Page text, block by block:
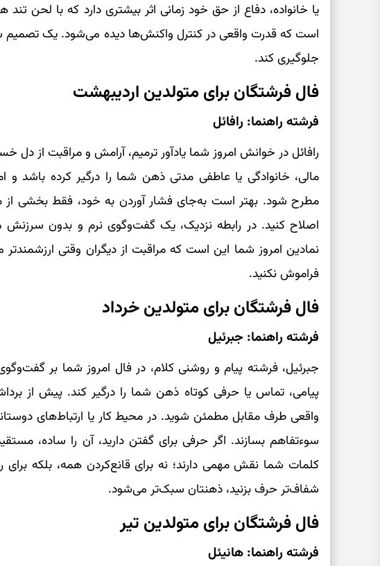
یا خانواده، دفاع از حق خود زمانی اثر بیشتری دارد که با لحن تند
است که قدرت واقعی در کنترل واکنش‌ها دیده می‌شود. یک تصمیم
جلوگیری کند.
فال فرشتگان برای متولدین اردیبهشت
فرشته راهنما: رافائل
رافائل در خوانش امروز شما یادآور ترمیم، آرامش و مراقبت
مالی، خانوادگی یا عاطفی مدتی ذهن شما را درگیر کرده باشد و
مطرح شود. بهتر است به‌جای فشار آوردن به خود، فقط بخشی از
اصلاح کنید. در رابطه نزدیک، یک گفت‌وگوی نرم و بدون سرزنش
نمادین امروز شما این است که مراقبت از دیگران وقتی
فراموش نکنید.
فال فرشتگان برای متولدین خرداد
فرشته راهنما: جبرئیل
جبرئیل، فرشته پیام و روشنی کلام، در فال امروز شما بر
پیامی، تماس یا حرفی کوتاه ذهن شما را درگیر کند. پیش از
واقعی طرف مقابل مطمئن شوید. در محیط کار یا ارتباط‌های
سوءتفاهم بسازند. اگر حرفی برای گفتن دارید، آن را ساده،
کلمات شما نقش مهمی دارند؛ نه برای قانع‌کردن همه، بلکه
شفاف‌تر حرف بزنید، ذهنتان سبک‌تر می‌شود.
فال فرشتگان برای متولدین تیر
فرشته راهنما: هانیئل